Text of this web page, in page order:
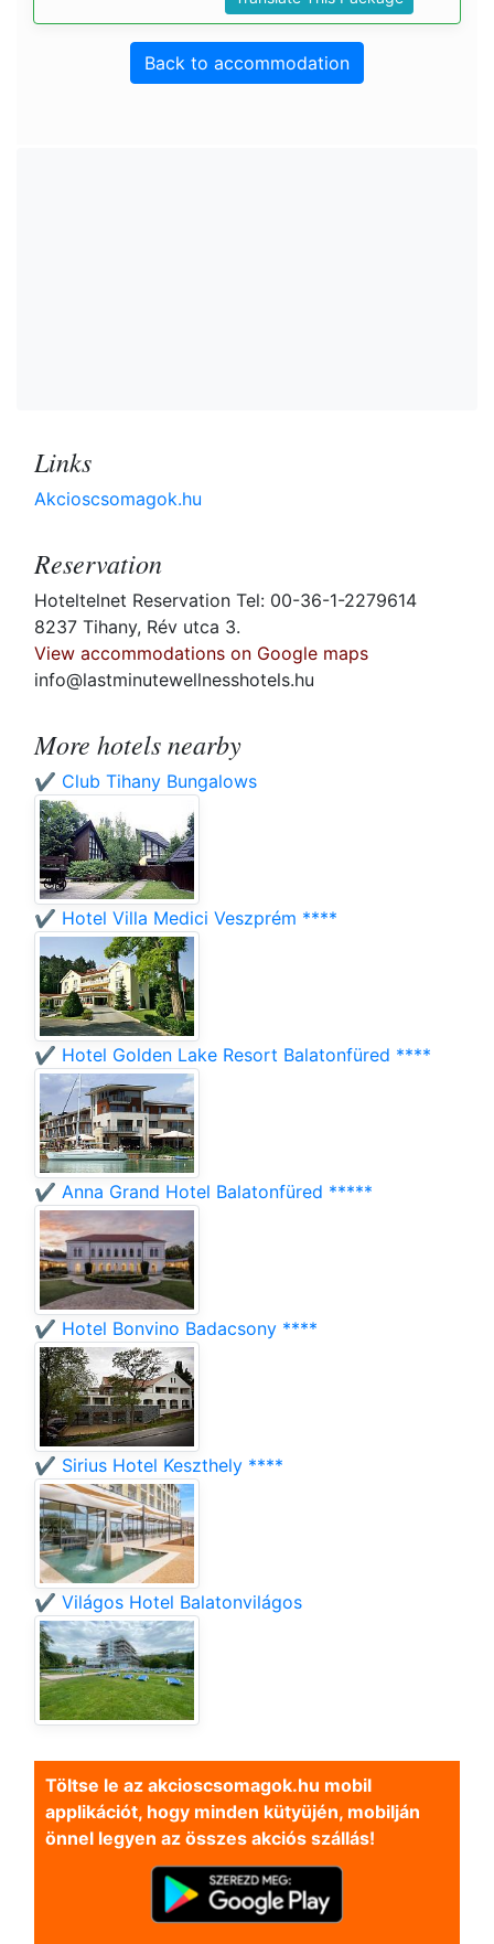
Back to accommodation
Links
Akcioscsomagok.hu
Reservation
Hoteltelnet Reservation Tel: 00-36-1-2279614
8237 Tihany, Rév utca 3.
View accommodations on Google maps
info@lastminutewellnesshotels.hu
More hotels nearby
✔️ Club Tihany Bungalows
✔️ Hotel Villa Medici Veszprém ****
✔️ Hotel Golden Lake Resort Balatonfüred ****
✔️ Anna Grand Hotel Balatonfüred *****
✔️ Hotel Bonvino Badacsony ****
✔️ Sirius Hotel Keszthely ****
✔️ Világos Hotel Balatonvilágos
Töltse le az akcioscsomagok.hu mobil
applikációt, hogy minden kütyüjén, mobilján
önnel legyen az összes akciós szállás!